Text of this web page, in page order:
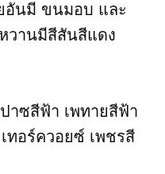
อันมี ขนมอบ และ
วานมีสีสันสีแดง
าซสีฟ้า เพทาย​สีฟ้า
ทอร์ควอยซ์ เพชรสี